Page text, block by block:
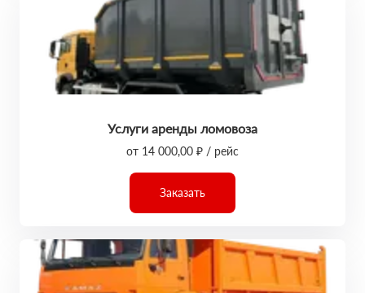
Услуги аренды ломовоза
от 14 000,00 ₽ / рейс
Заказать